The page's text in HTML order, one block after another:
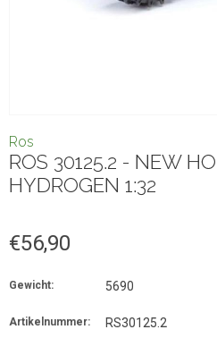
Ros
ROS 30125.2 - NEW
HYDROGEN 1:32
€56,90
Gewicht: 5690
Artikelnummer: RS30125.2